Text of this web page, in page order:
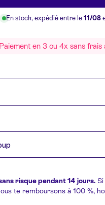
En stock, expédié entre le 11/08
Paiement en 3 ou 4x sans frais
risque pendant 14 jours.
te remboursons à 100 %,